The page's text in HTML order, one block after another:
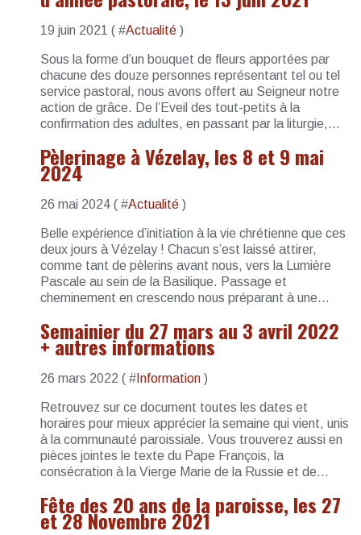
19 juin 2021 ( #Actualité )
Sous la forme d’un bouquet de fleurs apportées par
chacune des douze personnes représentant tel ou tel
service pastoral, nous avons offert au Seigneur notre
action de grâce. De l’Eveil des tout-petits à la
confirmation des adultes, en passant par la liturgie,...
Pèlerinage à Vézelay, les 8 et 9 mai
2024
26 mai 2024 ( #Actualité )
Belle expérience d’initiation à la vie chrétienne que ces
deux jours à Vézelay ! Chacun s’est laissé attirer,
comme tant de pèlerins avant nous, vers la Lumière
Pascale au sein de la Basilique. Passage et
cheminement en crescendo nous préparant à une...
Semainier du 27 mars au 3 avril 2022
+ autres informations
26 mars 2022 ( # Information )
Retrouvez sur ce document toutes les dates et
horaires pour mieux apprécier la semaine qui vient, unis
à la communauté paroissiale. Vous trouverez aussi en
pièces jointes le texte du Pape François, la
consécration à la Vierge Marie de la Russie et de...
Fête des 20 ans de la paroisse, les 27
et 28 Novembre 2021